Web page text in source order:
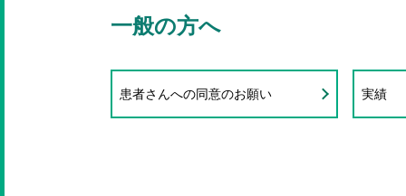
一般の方へ
患者さんへの同意のお願い 実績